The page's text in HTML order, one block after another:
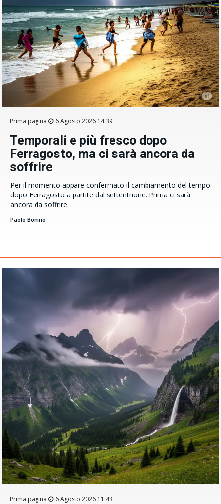
Prima pagina 6 Agosto 2026 14:39
Temporali e più fresco dopo
Ferragosto, ma ci sarà ancora da
soffrire
Per il momento appare confermato il cambiamento del tempo
dopo Ferragosto a partite dal settentrione. Prima ci sarà
ancora da soffrire.
Paolo Bonino
Prima pagina 6 Agosto 2026 11:48